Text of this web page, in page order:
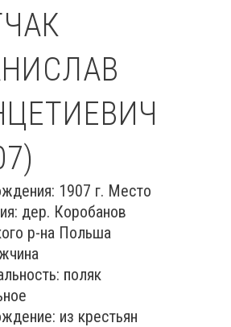
1907 г. Место
дер. Коробанов
р-на Польша
поляк
из крестьян